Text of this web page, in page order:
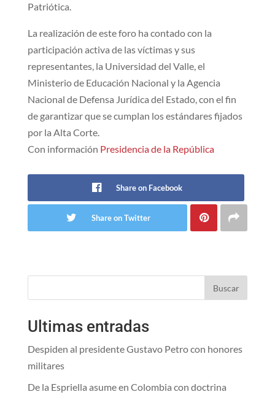
Patriótica.
La realización de este foro ha contado con la
participación activa de las víctimas y sus
representantes, la Universidad del Valle, el
Ministerio de Educación Nacional y la Agencia
Nacional de Defensa Jurídica del Estado, con el fin
de garantizar que se cumplan los estándares fijados
por la Alta Corte.
Con información Presidencia de la República
Share on Facebook
Share on Twitter
Buscar
Ultimas entradas
Despiden al presidente Gustavo Petro con honores
militares
De la Espriella asume en Colombia con doctrina